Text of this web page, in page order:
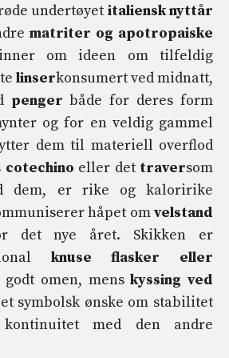
undertøyet italiensk nyttår
matriter og apotropaiske
om ideen om tilfeldig
linserkonsumert ved midnatt,
penger både for deres form
og for en veldig gammel
dem til materiell overflod
cotechino eller det traversom
dem, er rike og kaloririke
håpet omvelstand
det nye året. Skikken er
knuse flasker eller
godt omen, menskyssing ved
symbolsk ønske om stabilitet
med den andre